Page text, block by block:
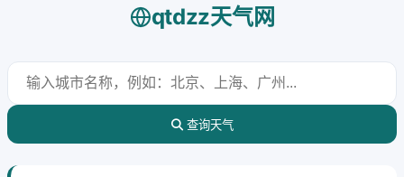
qtdzz天气网
查询天气